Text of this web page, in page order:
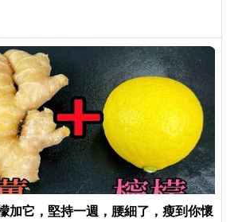
加它，堅持一週，腰細了，瘦到你懷